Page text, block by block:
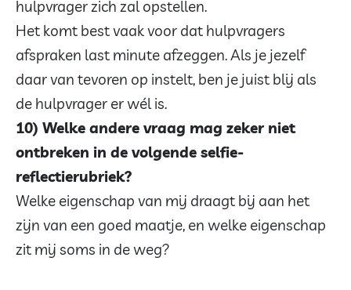
hulpvrager zich zal opstellen.
Het komt best vaak voor dat hulpvragers
afspraken last minute afzeggen. Als je jezelf
daar van tevoren op instelt, ben je juist blij als
de hulpvrager er wél is.
10) Welke andere vraag mag zeker niet
ontbreken in de volgende selfie-
reflectierubriek?
Welke eigenschap van mij draagt bij aan het
zijn van een goed maatje, en welke eigenschap
zit mij soms in de weg?